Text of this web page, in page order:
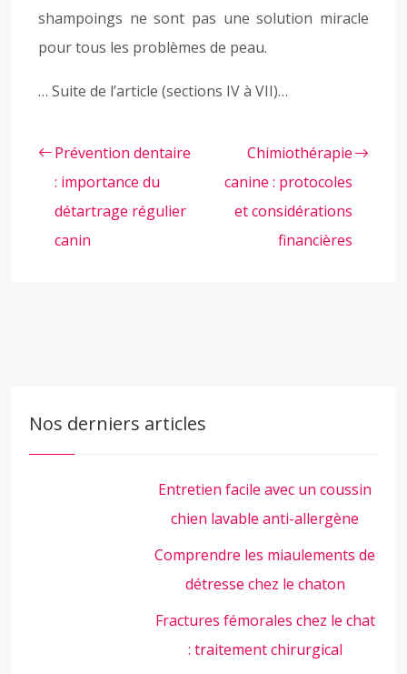
shampoings ne sont pas une solution miracle
pour tous les problèmes de peau.
… Suite de l’article (sections IV à VII)…
Prévention dentaire
: importance du
détartrage régulier
canin
Chimiothérapie
canine : protocoles
et considérations
financières
Nos derniers articles
Entretien facile avec un coussin
chien lavable anti-allergène
Comprendre les miaulements de
détresse chez le chaton
Fractures fémorales chez le chat
: traitement chirurgical